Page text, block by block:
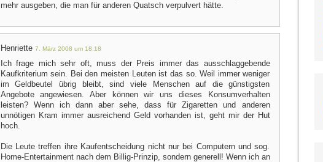
mehr ausgeben, die man für anderen Quatsch verpulvert hätte.
Henriette 7. März 2008 um 18:18
Ich frage mich sehr oft, muss der Preis immer das ausschlaggebende
Kaufkriterium sein. Bei den meisten Leuten ist das so. Weil immer weniger
im Geldbeutel übrig bleibt, sind viele Menschen auf die günstigsten
Angebote angewiesen. Aber können wir uns dieses Konsumverhalten
leisten? Wenn ich dann aber sehe, dass für Zigaretten und anderen
unnötigen Kram immer ausreichend Geld vorhanden ist, geht mir der Hut
hoch.
Die Leute treffen ihre Kaufentscheidung nicht nur bei Computern und sog.
Home-Entertainment nach dem Billig-Prinzip, sondern generell! Wenn ich an